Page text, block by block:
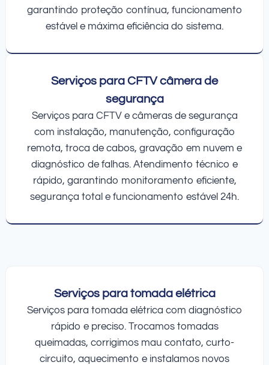
garantindo proteção contínua, funcionamento
estável e máxima eficiência do sistema.
Serviços para CFTV câmera de
segurança
Serviços para CFTV e câmeras de segurança
com instalação, manutenção, configuração
remota, troca de cabos, gravação em nuvem e
diagnóstico de falhas. Atendimento técnico e
rápido, garantindo monitoramento eficiente,
segurança total e funcionamento estável 24h.
Serviços para tomada elétrica
Serviços para tomada elétrica com diagnóstico
rápido e preciso. Trocamos tomadas
queimadas, corrigimos mau contato, curto-
circuito, aquecimento e instalamos novos